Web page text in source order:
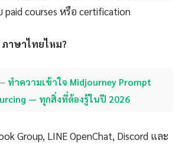
courses หรือ certification
าษาไทยไหม?
ทำความเข้าใจ Midjourney Prompt
— ทุกสิ่งที่ต้องรู้ในปี 2026
Group, LINE OpenChat, Discord และ